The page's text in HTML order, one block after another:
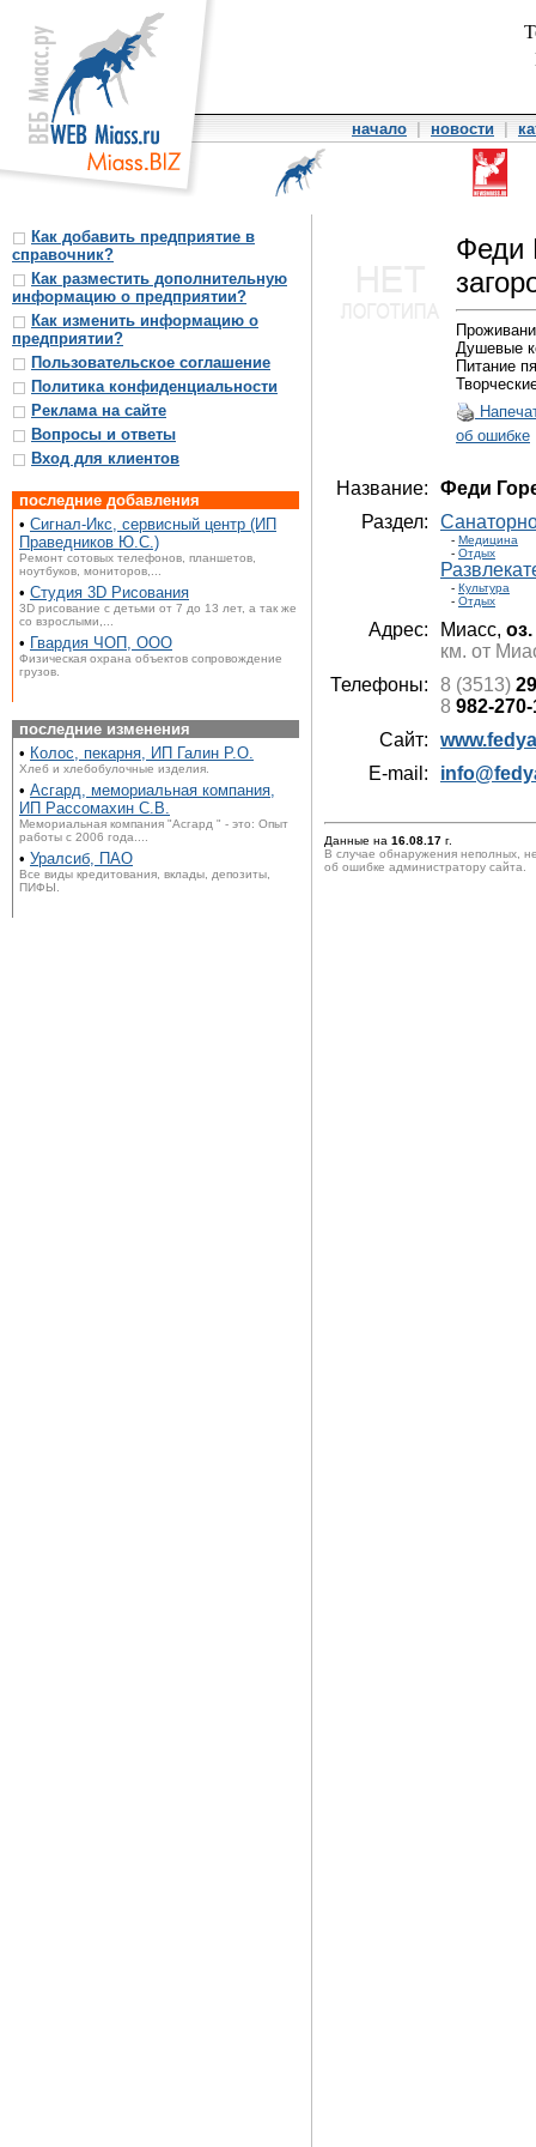
начало новости
Как добавить предприятие в
справочник?
Как разместить дополнительную
информацию о предприятии?
Как изменить информацию о
предприятии?
Пользовательское соглашение
Политика конфиденциальности
Реклама на сайте
Вопросы и ответы
Вход для клиентов
последние добавления
• Сигнал-Икс, сервисный центр (ИП
Праведников Ю.С.)
Ремонт сотовых телефонов, планшетов,
ноутбуков, мониторов,...
• Студия 3D Рисования
3D рисование с детьми от 7 до 13 лет, а так же
со взрослыми,...
• Гвардия ЧОП, ООО
Физическая охрана объектов сопровождение
грузов.
последние изменения
• Колос, пекарня, ИП Галин Р.О.
Хлеб и хлебобулочные изделия.
• Асгард, мемориальная компания,
ИП Рассомахин С.В.
Мемориальная компания "Асгард " - это: Опыт
работы с 2006 года....
• Уралсиб, ПАО
Все виды кредитования, вклады, депозиты,
ПИФЫ.
Феди
Душевые
Питание
об ошибке
Название:
Феди
Раздел:
- Медицина
- Отдых
- Культура
- Отдых
Адрес: Миасс,
км. от
Телефоны:
8 (3513)
8 982-
Сайт:
E-mail:
Данные на 16.08.17 г.
В случае обнаружения неполных,
об ошибке администратору сайта.